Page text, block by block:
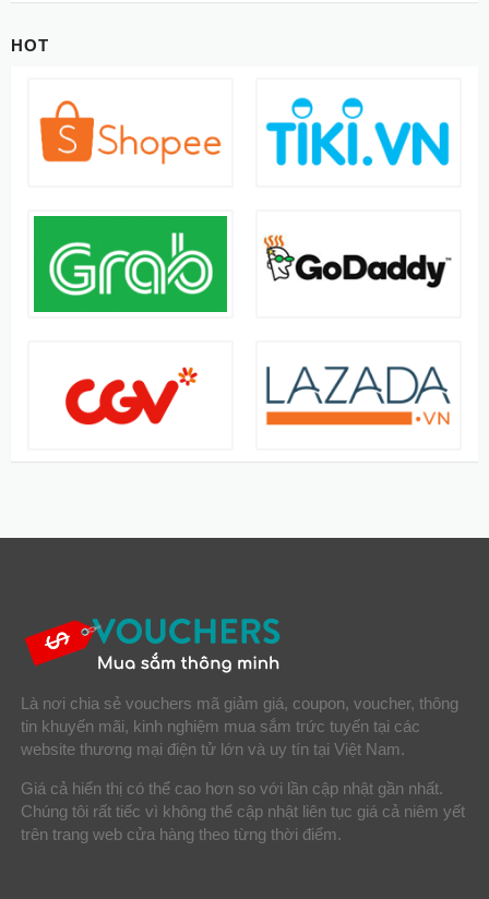
HOT
Là nơi chia sẻ vouchers mã giảm giá, coupon, voucher, thông
tin khuyến mãi, kinh nghiệm mua sắm trức tuyến tại các
website thương mại điện tử lớn và uy tín tại Việt Nam.
Giá cả hiển thị có thể cao hơn so với lần cập nhật gần nhất.
Chúng tôi rất tiếc vì không thể cập nhật liên tục giá cả niêm yết
trên trang web cửa hàng theo từng thời điểm.